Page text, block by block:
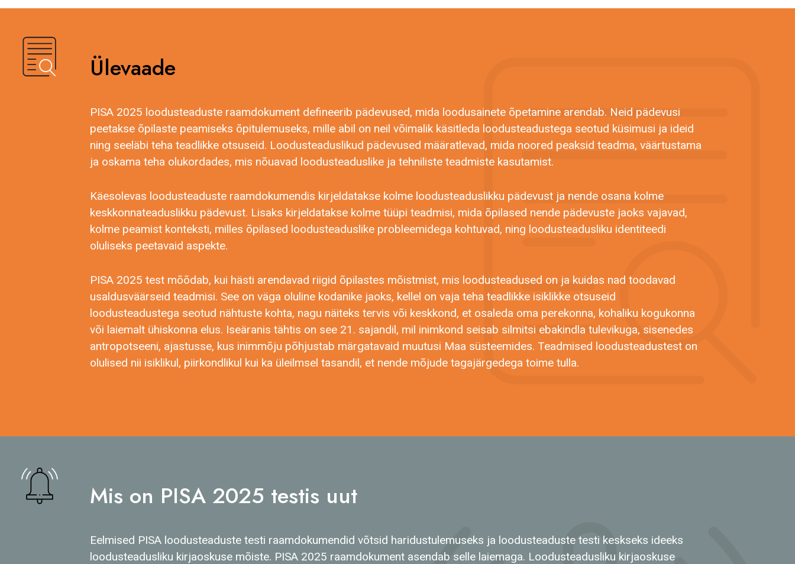
Ülevaade
PISA 2025 loodusteaduste raamdokument defineerib pädevused, mida loodusainete õpetamine arendab. Neid pädevusi
peetakse õpilaste peamiseks õpitulemuseks, mille abil on neil võimalik käsitleda loodusteadustega seotud küsimusi ja ideid
ning seeläbi teha teadlikke otsuseid. Loodusteaduslikud pädevused määratlevad, mida noored peaksid teadma, väärtustama
ja oskama teha olukordades, mis nõuavad loodusteaduslike ja tehniliste teadmiste kasutamist.
Käesolevas loodusteaduste raamdokumendis kirjeldatakse kolme loodusteaduslikku pädevust ja nende osana kolme
keskkonnateaduslikku pädevust. Lisaks kirjeldatakse kolme tüüpi teadmisi, mida õpilased nende pädevuste jaoks vajavad,
kolme peamist konteksti, milles õpilased loodusteaduslike probleemidega kohtuvad, ning loodusteadusliku identiteedi
oluliseks peetavaid aspekte.
PISA 2025 test mõõdab, kui hästi arendavad riigid õpilastes mõistmist, mis loodusteadused on ja kuidas nad toodavad
usaldusväärseid teadmisi. See on väga oluline kodanike jaoks, kellel on vaja teha teadlikke isiklikke otsuseid
loodusteadustega seotud nähtuste kohta, nagu näiteks tervis või keskkond, et osaleda oma perekonna, kohaliku kogukonna
või laiemalt ühiskonna elus. Iseäranis tähtis on see 21. sajandil, mil inimkond seisab silmitsi ebakindla tulevikuga, sisenedes
antropotseeni, ajastusse, kus inimmõju põhjustab märgatavaid muutusi Maa süsteemides. Teadmised loodusteadustest on
olulised nii isiklikul, piirkondlikul kui ka üleilmsel tasandil, et nende mõjude tagajärgedega toime tulla.
Mis on PISA 2025 testis uut
Eelmised PISA loodusteaduste testi raamdokumendid võtsid haridustulemuseks ja loodusteaduste testi keskseks ideeks
loodusteadusliku kirjaoskuse mõiste. PISA 2025 raamdokument asendab selle laiemaga. Loodusteadusliku kirjaoskuse